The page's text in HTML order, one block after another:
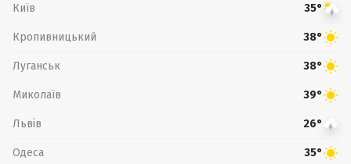
Київ 35°
Кропивницький 38°
Луганськ 38°
Миколаїв 39°
Львів 26°
Одеса 35°